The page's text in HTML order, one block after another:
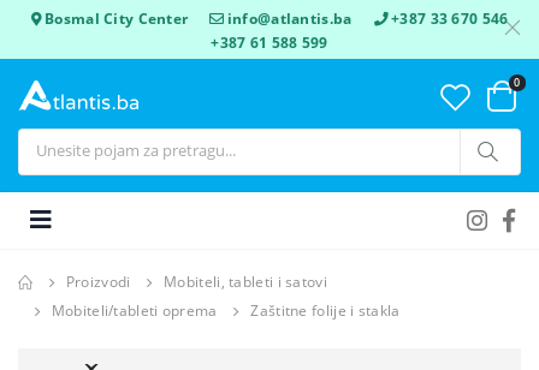
Bosmal City Center info@atlantis.ba
+387 33 670 546
+387 61 588 599
0
Proizvodi
Mobiteli, tableti i satovi
Mobiteli/tableti oprema
Zaštitne folije i stakla